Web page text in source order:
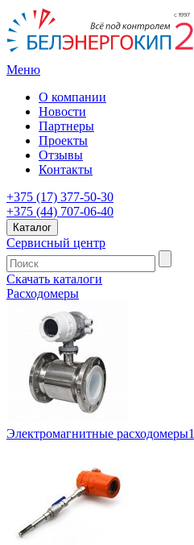
Меню
О компании
Новости
Партнеры
Проекты
Отзывы
Контакты
+375 (17) 377-50-30
+375 (44) 707-06-40
Каталог
Сервисный центр
Скачать каталоги
Расходомеры
Электромагнитные расходомеры